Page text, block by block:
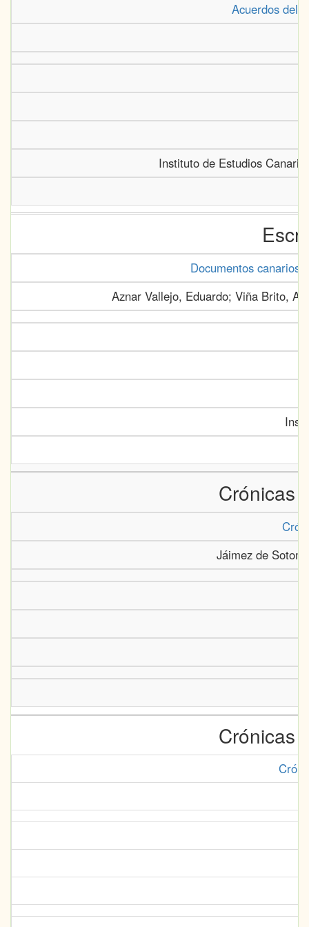
Acuerdos del
Instituto de Estudios
Documentos canarios
Aznar Vallejo, Eduardo; Viña Brito,
Crónicas
Jáimez de
Crónicas